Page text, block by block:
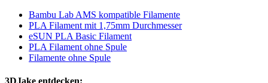
Bambu Lab AMS kompatible Filamente
PLA Filament mit 1,75mm Durchmesser
eSUN PLA Basic Filament
PLA Filament ohne Spule
Filamente ohne Spule
3DJake entdecken: